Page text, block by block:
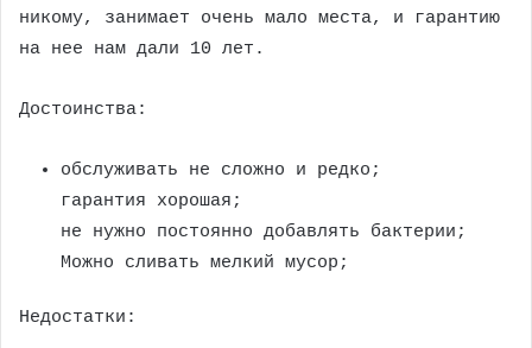
никому, занимает очень мало места, и гарантию
на нее нам дали 10 лет.
Достоинства:
обслуживать не сложно и редко;
гарантия хорошая;
не нужно постоянно добавлять бактерии;
Можно сливать мелкий мусор;
Недостатки: